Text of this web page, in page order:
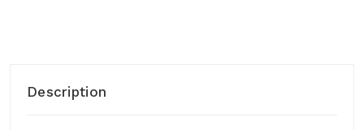
Description